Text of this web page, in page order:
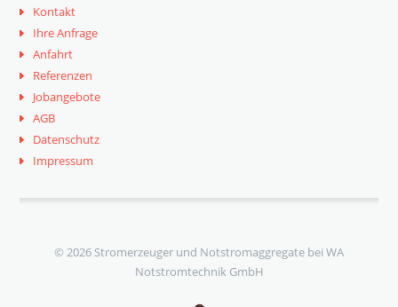
Kontakt
Ihre Anfrage
Anfahrt
Referenzen
Jobangebote
AGB
Datenschutz
Impressum
© 2026 Stromerzeuger und Notstromaggregate bei WA
Notstromtechnik GmbH